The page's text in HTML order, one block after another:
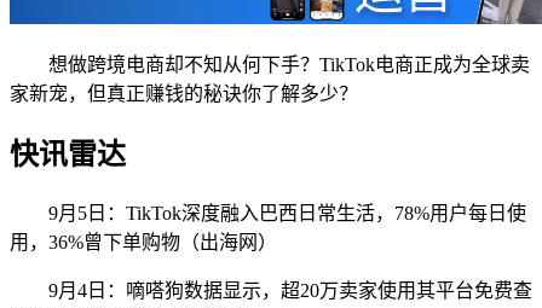
想做跨境电商却不知从何下手？TikTok电商正成为全球卖
家新宠，但真正赚钱的秘诀你了解多少？
快讯雷达
9月5日：TikTok深度融入巴西日常生活，78%用户每日使
用，36%曾下单购物（出海网）
9月4日：嘀嗒狗数据显示，超20万卖家使用其平台免费查